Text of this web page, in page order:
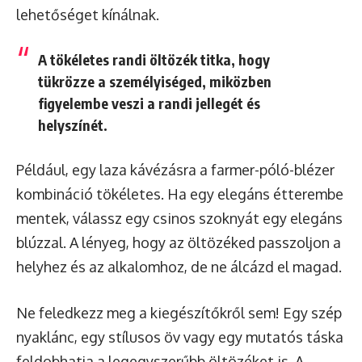
lehetőséget kínálnak.
A tökéletes randi öltözék titka, hogy
tükrözze a személyiséged, miközben
figyelembe veszi a randi jellegét és
helyszínét.
Például, egy laza kávézásra a farmer-póló-blézer
kombináció tökéletes. Ha egy elegáns étterembe
mentek, válassz egy csinos szoknyát egy elegáns
blúzzal. A lényeg, hogy az öltözéked passzoljon a
helyhez és az alkalomhoz, de ne álcázd el magad.
Ne feledkezz meg a kiegészítőkről sem! Egy szép
nyaklánc, egy stílusos öv vagy egy mutatós táska